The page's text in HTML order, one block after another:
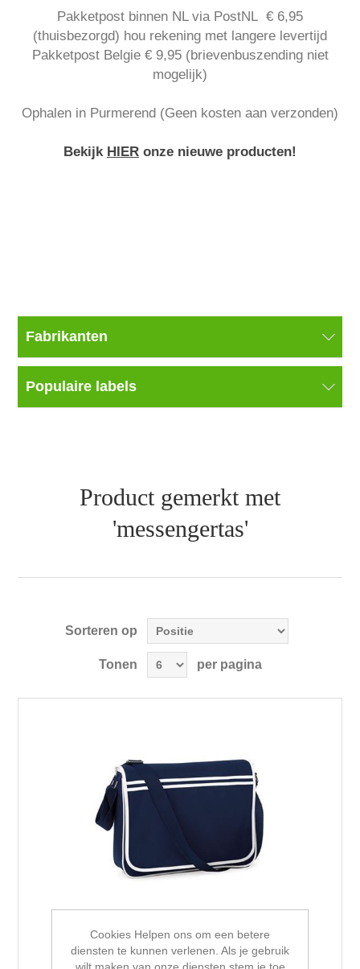
Pakketpost binnen NL via PostNL € 6,95
(thuisbezorgd) hou rekening met langere levertijd
Pakketpost Belgie € 9,95 (brievenbuszending niet
mogelijk)
Ophalen in Purmerend (Geen kosten aan verzonden)
Bekijk HIER onze nieuwe producten!
Fabrikanten
Populaire labels
Product gemerkt met
'messengertas'
Sorteren op
Tonen per pagina
Cookies Helpen ons om een betere
diensten te kunnen verlenen. Als je gebruik
wilt maken van onze diensten stem je toe